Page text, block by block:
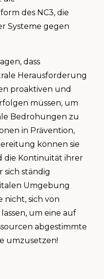
des NC3, die
Systeme gegen
dass
Herausforderung
proaktiven und
müssen, um
Bedrohungen zu
in Prävention,
können sie
die Kontinuität ihrer
sich ständig
Umgebung
nicht, sich von
um eine auf
abgestimmte
umzusetzen!